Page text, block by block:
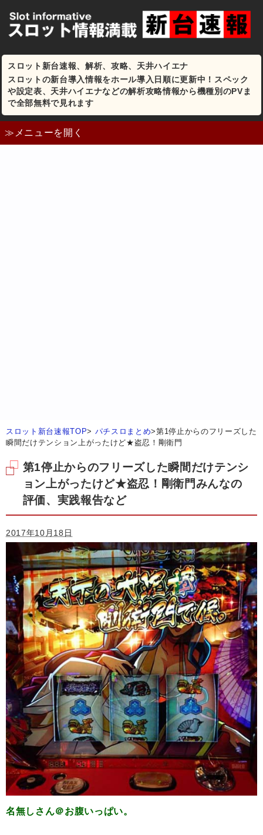
スロット新台速報、解析、攻略、天井ハイエナ
スロットの新台導入情報をホール導入日順に更新中！スペック
や設定表、天井ハイエナなどの解析攻略情報から機種別のPVま
で全部無料で見れます
≫メニューを開く
スロット新台速報TOP> パチスロまとめ>第1停止からのフリーズした
瞬間だけテンション上がったけど★盗忍！剛衛門
第1停止からのフリーズした瞬間だけテンシ
ョン上がったけど★盗忍！剛衛門みんなの
評価、実践報告など
2017年10月18日
名無しさん＠お腹いっぱい。